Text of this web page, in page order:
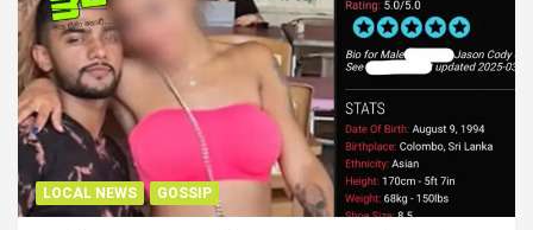
LOCAL NEWS GOSSIP